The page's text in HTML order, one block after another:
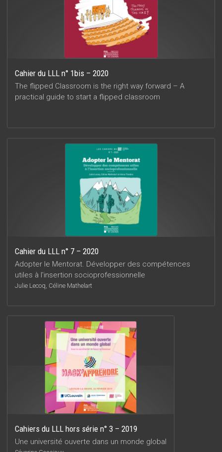
Cahier du LLL n° 1bis – 2020
The flipped Classroom is the right way forward – A
practical guide to start a flipped classroom
Cahier du LLL n° 7 – 2020
Adopter le Mentorat. Développer des compétences
utiles à l'insertion socioprofessionnelle
Julie Lecoq, Céline Mathelart
Cahiers du LLL hors série n° 3 – 2019
Une université ouverte dans un monde global